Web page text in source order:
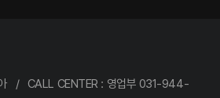
/ CALL CENTER : 영업부 031-944-